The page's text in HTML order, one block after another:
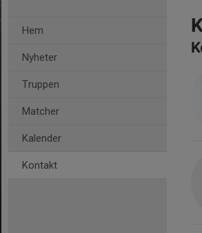
Hem
Nyheter
Truppen
Matcher
Kalender
Kontakt